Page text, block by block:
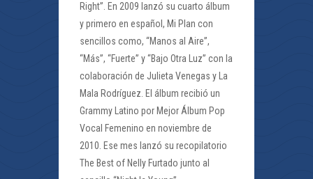
Right”. En 2009 lanzó su cuarto álbum
y primero en español, Mi Plan con
sencillos como, “Manos al Aire”,
“Más”, “Fuerte” y “Bajo Otra Luz” con la
colaboración de Julieta Venegas y La
Mala Rodríguez. El álbum recibió un
Grammy Latino por Mejor Álbum Pop
Vocal Femenino en noviembre de
2010. Ese mes lanzó su recopilatorio
The Best of Nelly Furtado junto al